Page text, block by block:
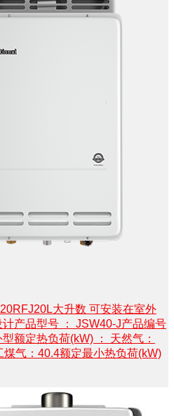
大升数 可安装在室外
产品型号 ： JSW40-J产品编号
额定热负荷(kW) ： 天然气：
气：40.4额定最小热负荷(kW)